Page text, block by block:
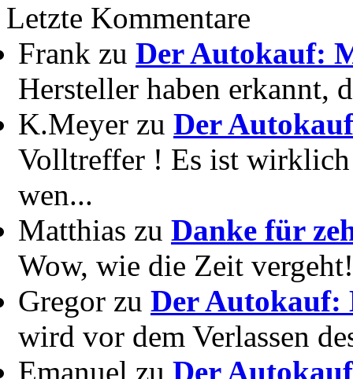
Letzte Kommentare
Frank zu Der Autokauf:
Hersteller haben erkannt,
K.Meyer zu Der
Volltreffer ! Es ist wirklich
wen...
Matthias zu Danke für
Wow, wie die Zeit
Gregor zu Der Autokauf:
wird vor dem Verlassen
Emanuel zu Der